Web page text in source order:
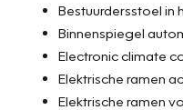
Bestuurdersstoel
Binnenspiegel
Electronic climate
Elektrische ramen
Elektrische ramen